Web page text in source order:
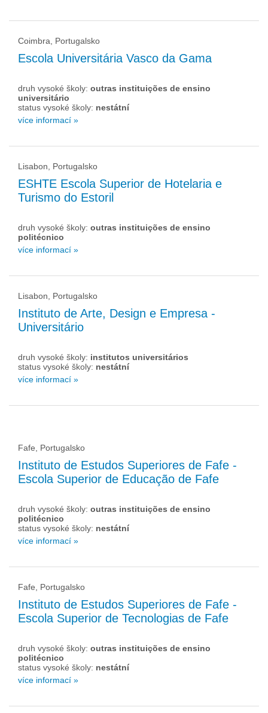
Coimbra, Portugalsko
Escola Universitária Vasco da Gama
druh vysoké školy: outras instituições de ensino
universitário
status vysoké školy: nestátní
více informací »
Lisabon, Portugalsko
ESHTE Escola Superior de Hotelaria e
Turismo do Estoril
druh vysoké školy: outras instituições de ensino
politécnico
více informací »
Lisabon, Portugalsko
Instituto de Arte, Design e Empresa -
Universitário
druh vysoké školy: institutos universitários
status vysoké školy: nestátní
více informací »
Fafe, Portugalsko
Instituto de Estudos Superiores de Fafe -
Escola Superior de Educação de Fafe
druh vysoké školy: outras instituições de ensino
politécnico
status vysoké školy: nestátní
více informací »
Fafe, Portugalsko
Instituto de Estudos Superiores de Fafe -
Escola Superior de Tecnologias de Fafe
druh vysoké školy: outras instituições de ensino
politécnico
status vysoké školy: nestátní
více informací »